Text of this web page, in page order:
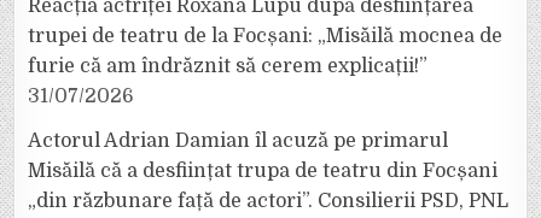
Reacția actriței Roxana Lupu după desființarea
trupei de teatru de la Focșani: „Misăilă mocnea de
furie că am îndrăznit să cerem explicații!”
31/07/2026
Actorul Adrian Damian îl acuză pe primarul
Misăilă că a desființat trupa de teatru din Focșani
„din răzbunare față de actori”. Consilierii PSD, PNL